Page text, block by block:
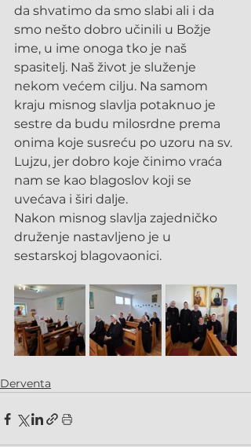
da shvatimo da smo slabi ali i da
smo nešto dobro učinili u Božje
ime, u ime onoga tko je naš
spasitelj. Naš život je služenje
nekom većem cilju. Na samom
kraju misnog slavlja potaknuo je
sestre da budu milosrdne prema
onima koje susreću po uzoru na sv.
Lujzu, jer dobro koje činimo vraća
nam se kao blagoslov koji se
uvećava i širi dalje.
Nakon misnog slavlja zajedničko
druženje nastavljeno je u
sestarskoj blagovaonici.
Derventa